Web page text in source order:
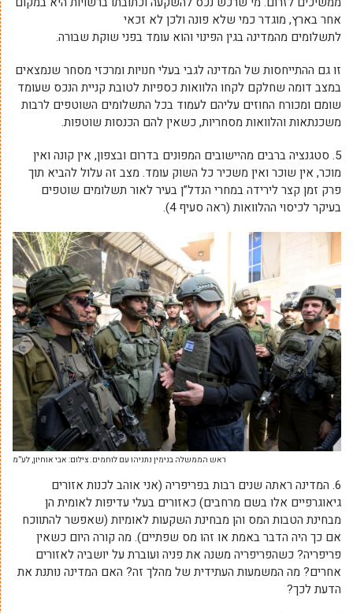
אחר בארץ, מוגדר כמי שלא פונה ולכן לא זכאי
לתשלומים מהמדינה בגין הפינוי והוא עומד בפני שוקת שבורה.
זו גם ההתייחסות של המדינה לגבי בעלי חנויות ומרכזי מסחר שנמצאים
במצב דומה שחלקם לקחו הלוואות כספיות לטובת קניית הנכס שעומד
שומם ומכורח החוזים עליהם לעמוד בכל התשלומים השוטפים לרבות
משכנתאות והלוואות מסחריות, כשאין להם הכנסות שוטפות.
5. סטגנציה ברבים מהיישובים המפונים בדרום ובצפון, אין קונה ואין
מוכר, אין שוכר ואין משכיר כל השוק עומד. מצב זה עלול להביא תוך
פרק זמן קצר לירידה במחרי הנדל”ן בעיר לאור תשלומים שוטפים
בעיקר לכיסוי ההלוואות (ראה סעיף 4).
ראש הממשלה בנימין נתניהו עם לוחמים. צילום: אבי אוחיון, לע”מ
6. המדינה ראתה שנים רבות בפריפריה (אני אוהב לכנות אזורים
גיאוגרפיים אלו בשם מרחבים) כאזורים בעלי עדיפות לאומית הן
מבחינת הטבות המס והן מבחינת השקעות לאומיות (שאפשר להתווכח
אם כך היה הדבר באמת או זהו מס שפתיים). מה קורה היום כשאין
פריפריה? כשהפריפריה משנה את פניה ועוברת על יושביה לאזורים
אחרים? מה המשמעות העתידית של מהלך זה? האם המדינה נותנת את
הדעת לכך?